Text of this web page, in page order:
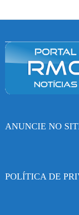
ANUNCIE NO
POLÍTICA DE